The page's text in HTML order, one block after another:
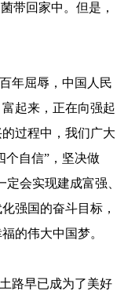
带回家中。但是，
年屈辱，中国人民
起来，正在向强起
过程中，我们广大
个自信”，坚决做
会实现建成富强、
强国的奋斗目标，
的伟大中国梦。
路早已成为了美好